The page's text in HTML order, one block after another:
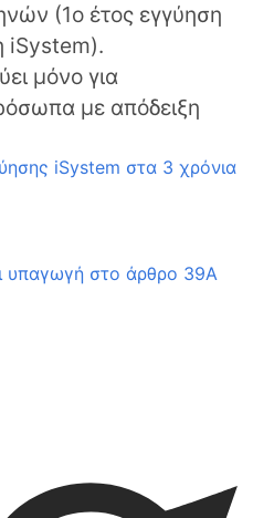
(1o έτος εγγύηση
iSystem).
μόνο για
με απόδειξη
iSystem στα 3 χρόνια
υπαγωγή στο άρθρο 39Α